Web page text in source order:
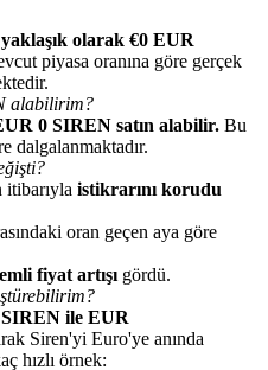
komisyon!
kazan
olarak €0 EUR
piyasa oranına göre gerçek
alabilirim?
0 SIREN satın alabilir. Bu
dalgalanmaktadır.
itibarıyla istikrarını korudu
oran geçen aya göre
fiyat artışı gördü.
SIREN ile EUR
Siren'yi Euro'ye anında
hızlı örnek: